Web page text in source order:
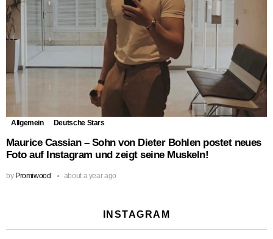
Allgemein Deutsche Stars
Maurice Cassian – Sohn von Dieter Bohlen postet neues
Foto auf Instagram und zeigt seine Muskeln!
by Promiwood about a year ago
INSTAGRAM